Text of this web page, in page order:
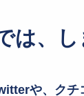
は、し
や、ク